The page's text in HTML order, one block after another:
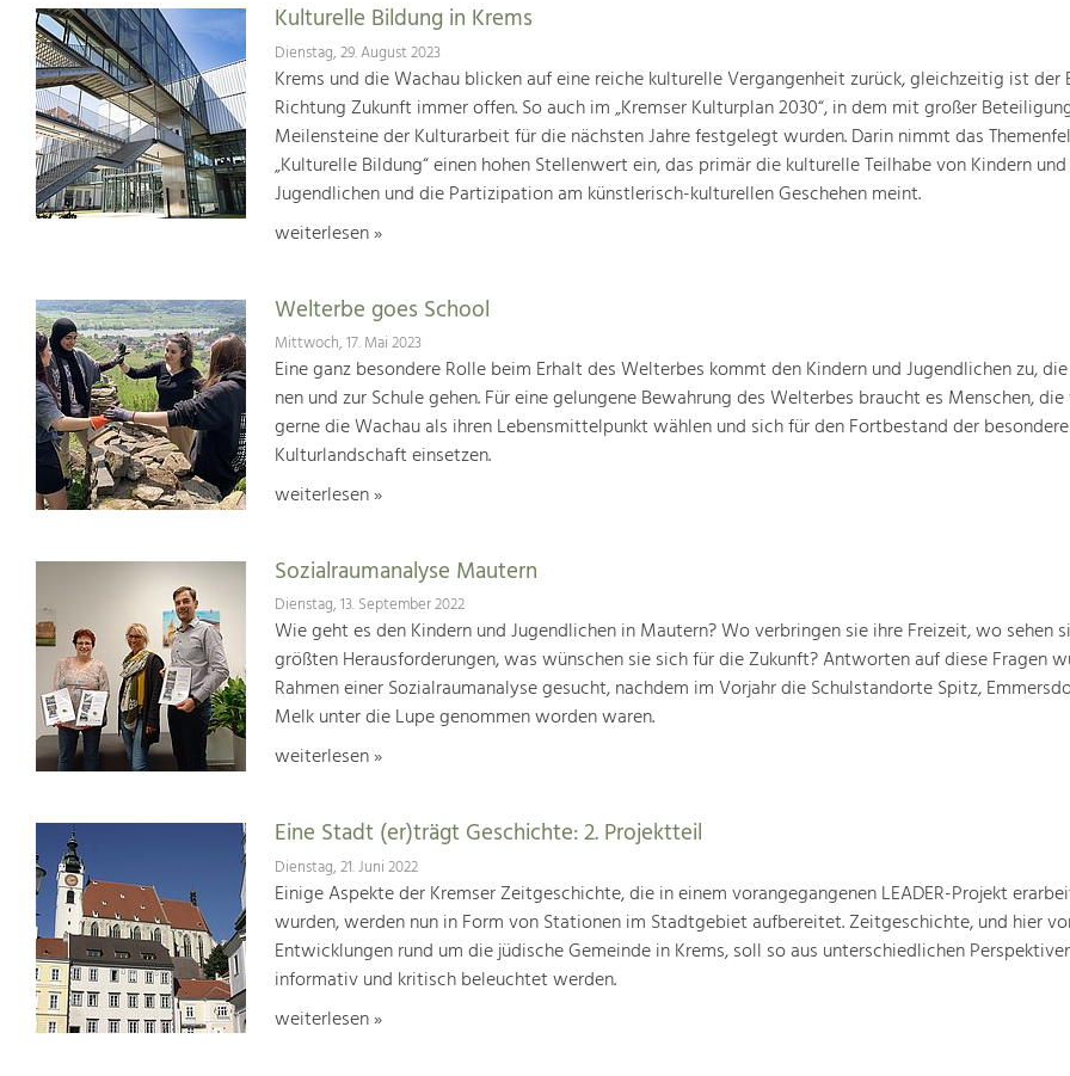
Kulturelle Bildung in Krems
Dienstag, 29. August 2023
Krems und die Wachau blicken auf eine reiche kulturelle Vergangenheit zurück, gleichzeitig ist der
Richtung Zukunft immer offen. So auch im „Kremser Kulturplan 2030“, in dem mit großer
Meilensteine der Kulturarbeit für die nächsten Jahre festgelegt wurden. Darin nimmt das
„Kulturelle Bildung“ einen hohen Stellenwert ein, das primär die kulturelle Teilhabe von Kindern und
Jugendlichen und die Partizipation am künstlerisch-kulturellen Geschehen meint.
weiterlesen »
Welterbe goes School
Mittwoch, 17. Mai 2023
Eine ganz besondere Rolle beim Erhalt des Welterbes kommt den Kindern und Jugendlichen zu,
nen und zur Schule gehen. Für eine gelungene Bewah­rung des Welterbes braucht es Menschen,
gerne die Wachau als ihren Lebensmittelpunkt wählen und sich für den Fortbestand der
Kulturlandschaft einsetzen.
weiterlesen »
Sozialraumanalyse Mautern
Dienstag, 13. September 2022
Wie geht es den Kindern und Jugendlichen in Mautern? Wo verbringen sie ihre Freizeit, wo sehen
größten Herausforderungen, was wünschen sie sich für die Zukunft? Antworten auf diese Fragen
Rahmen einer Sozialraumanalyse gesucht, nachdem im Vorjahr die Schulstandorte Spitz,
Melk unter die Lupe genommen worden waren.
weiterlesen »
Eine Stadt (er)trägt Geschichte: 2. Projektteil
Dienstag, 21. Juni 2022
Einige Aspekte der Kremser Zeitgeschichte, die in einem vorangegangenen LEADER-Projekt
wurden, werden nun in Form von Stationen im Stadtgebiet aufbereitet. Zeitgeschichte, und hier
Entwicklungen rund um die jüdische Gemeinde in Krems, soll so aus unterschiedlichen
informativ und kritisch beleuchtet werden.
weiterlesen »